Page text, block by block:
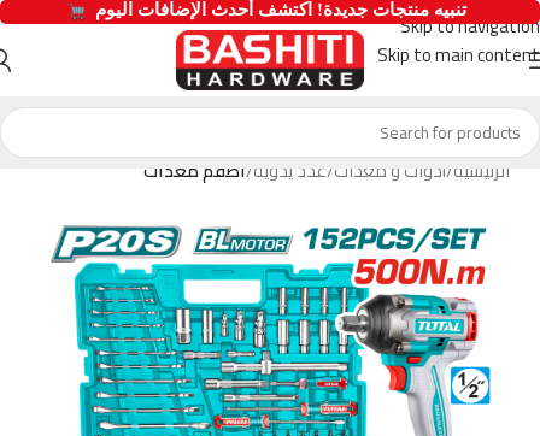
Skip to navigation
Skip to main content
الرئيسية أدوات و معدات عدد يدوية اطقم معدات
  تنبيه منتجات جديدة! اكتشف أحدث الإضافات اليوم